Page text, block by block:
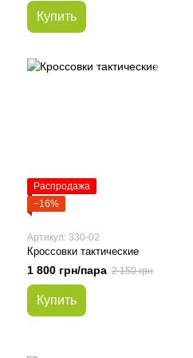
Купить
Распродажа
−16%
Артикул: 330-02
Кроссовки тактические
1 800 грн/пара 2 150 грн
Купить